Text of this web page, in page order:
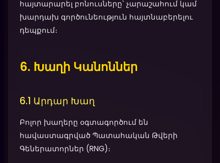
հայտարարել բոնուսները՝ չարաշահում կամ
խարդախ գործունեություն հայտնաբերելու
դեպքում։
6. Խաղի Կանոններ
6.1 Արդար Խաղ
Բոլոր խաղերը օգտագործում են
հավաստագրված Պատահական Թվերի
Գեներատորներ (RNG)։